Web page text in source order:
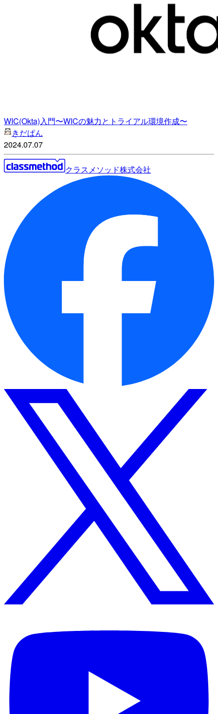
WIC(Okta)入門〜WICの魅力とトライアル環境作成〜
きだぱん
2024.07.07
クラスメソッド株式会社